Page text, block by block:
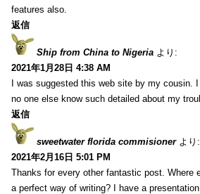
features also.
返信
Ship from China to Nigeria より:
2021年1月28日 4:38 AM
I was suggested this web site by my cousin.
no one else know such detailed about my
返信
sweetwater florida commisioner より:
2021年2月16日 5:01 PM
Thanks for every other fantastic post. Where
a perfect way of writing? I have a